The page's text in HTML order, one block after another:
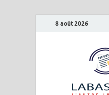
8 août 2026